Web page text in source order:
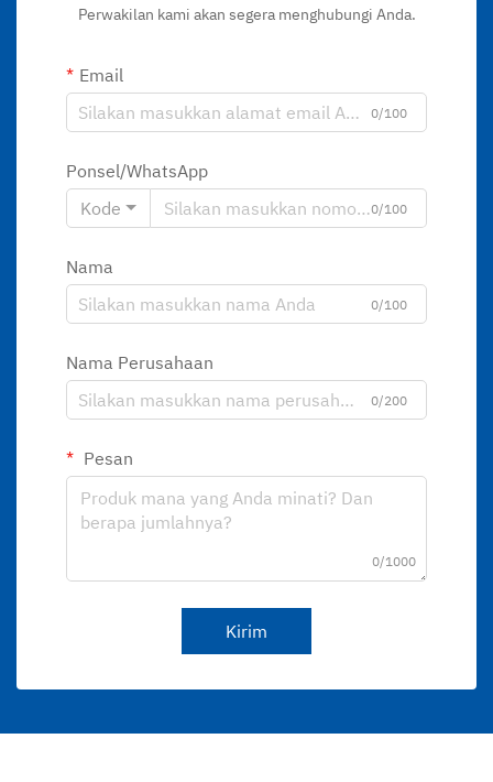
Perwakilan kami akan segera menghubungi Anda.
Email
0/100
Ponsel/WhatsApp
Kode
0/100
Nama
0/100
Nama Perusahaan
0/200
Pesan
0/1000
Kirim